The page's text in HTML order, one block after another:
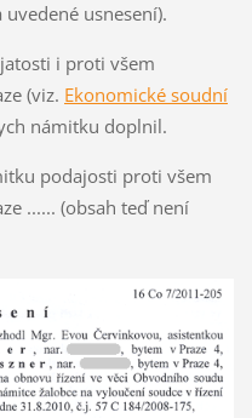
usnesení).
i proti všem
(viz. Ekonomické soudní
námitku doplnil.
podajosti proti všem
...... (obsah teď není